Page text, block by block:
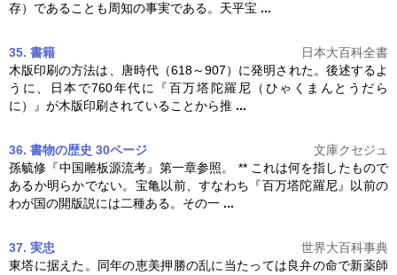
存）であることも周知の事実である。天平宝 ...
35. 書籍
日本大百科全書
木版印刷の方法は、唐時代（618～907）に発明された。後述するよ
うに、日本で760年代に『百万塔 陀羅尼（ひゃくまんとうだら
に）』が木版印刷されていることから推 ...
36. 書物の歴史 30ページ
文庫クセジュ
孫毓修『中国雕板源流考』第一章参照。 ** これは何を指したもので
あるか明らかでない。宝亀以前、すなわち『百万塔陀羅尼』以前の
わが国の開版説には二種ある。その一 ...
37. 実忠
世界大百科事典
東塔に据えた。同年の恵美押勝の乱に当たっては良弁の命で新薬師